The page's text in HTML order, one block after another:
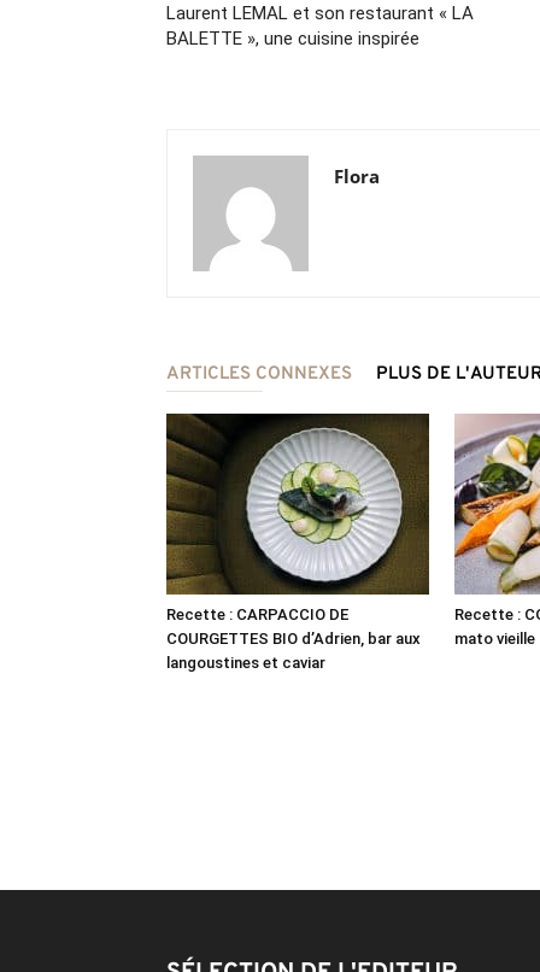
Laurent LEMAL et son restaurant « LA
BALETTE », une cuisine inspirée
Flora
ARTICLES CONNEXES PLUS DE
Recette : CARPACCIO DE
COURGETTES BIO d’Adrien, bar aux
langoustines et caviar
Recette :
mato